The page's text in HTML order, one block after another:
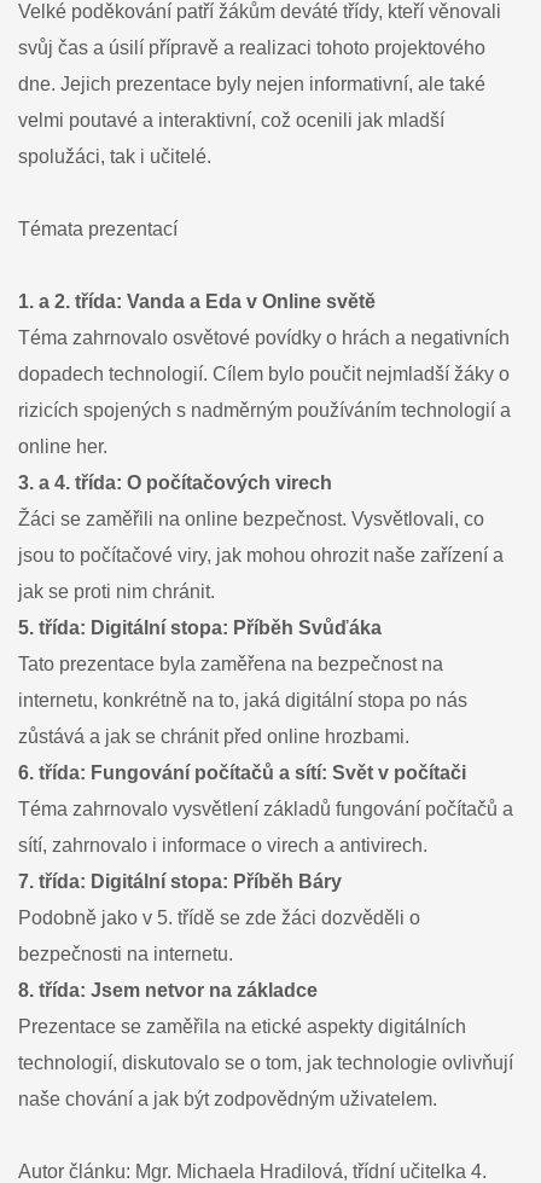
Velké poděkování patří žákům deváté třídy, kteří věnovali
svůj čas a úsilí přípravě a realizaci tohoto projektového
dne. Jejich prezentace byly nejen informativní, ale také
velmi poutavé a interaktivní, což ocenili jak mladší
spolužáci, tak i učitelé.
Témata prezentací
1. a 2. třída: Vanda a Eda v Online světě
Téma zahrnovalo osvětové povídky o hrách a negativních
dopadech technologií. Cílem bylo poučit nejmladší žáky o
rizicích spojených s nadměrným používáním technologií a
online her.
3. a 4. třída: O počítačových virech
Žáci se zaměřili na online bezpečnost. Vysvětlovali, co
jsou to počítačové viry, jak mohou ohrozit naše zařízení a
jak se proti nim chránit.
5. třída: Digitální stopa: Příběh Svůďáka
Tato prezentace byla zaměřena na bezpečnost na
internetu, konkrétně na to, jaká digitální stopa po nás
zůstává a jak se chránit před online hrozbami.
6. třída: Fungování počítačů a sítí: Svět v počítači
Téma zahrnovalo vysvětlení základů fungování počítačů a
sítí, zahrnovalo i informace o virech a antivirech.
7. třída: Digitální stopa: Příběh Báry
Podobně jako v 5. třídě se zde žáci dozvěděli o
bezpečnosti na internetu.
8. třída: Jsem netvor na základce
Prezentace se zaměřila na etické aspekty digitálních
technologií, diskutovalo se o tom, jak technologie ovlivňují
naše chování a jak být zodpovědným uživatelem.
Autor článku: Mgr. Michaela Hradilová, třídní učitelka 4.